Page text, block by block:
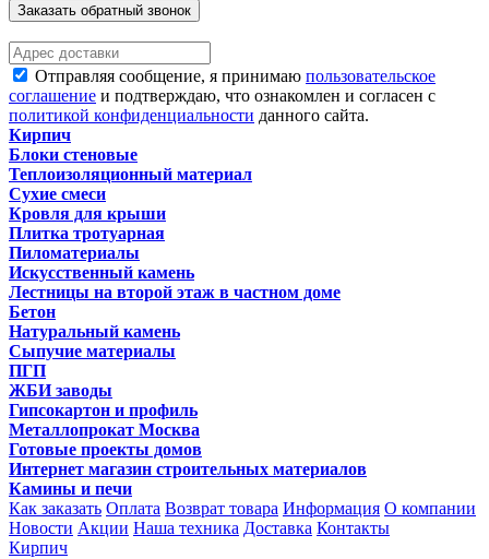
Заказать обратный звонок
Отправляя сообщение, я принимаю пользовательское
соглашение и подтверждаю, что ознакомлен и согласен с
политикой конфиденциальности данного сайта.
Кирпич
Блоки стеновые
Теплоизоляционный материал
Сухие смеси
Кровля для крыши
Плитка тротуарная
Пиломатериалы
Искусственный камень
Лестницы на второй этаж в частном доме
Бетон
Натуральный камень
Сыпучие материалы
ПГП
ЖБИ заводы
Гипсокартон и профиль
Металлопрокат Москва
Готовые проекты домов
Интернет магазин строительных материалов
Камины и печи
Как заказать Оплата Возврат товара Информация О компании
Новости Акции Наша техника Доставка Контакты
Кирпич